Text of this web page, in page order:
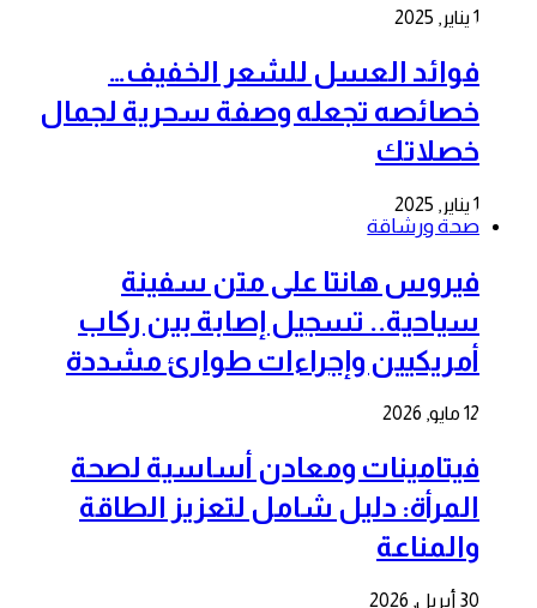
1 يناير, 2025
فوائد العسل للشعر الخفيف…
خصائصه تجعله وصفة سحرية لجمال
خصلاتك
1 يناير, 2025
صحة ورشاقة
فيروس هانتا على متن سفينة
سياحية.. تسجيل إصابة بين ركاب
أمريكيين وإجراءات طوارئ مشددة
12 مايو, 2026
فيتامينات ومعادن أساسية لصحة
المرأة: دليل شامل لتعزيز الطاقة
والمناعة
30 أبريل, 2026